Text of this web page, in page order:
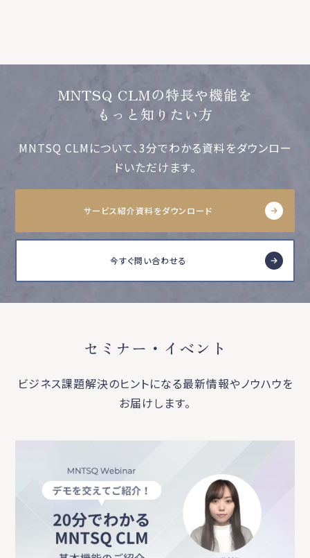
MNTSQ CLMの特長や機能を
もっと知りたい方
MNTSQ CLMについて、3分でわかる資料をダウンロー
ドいただけます。
サービス紹介資料をダウンロード
今すぐ問い合わせる
セミナー・イベント
ビジネス課題解決のヒントになる最新情報やノウハウを
お届けします。